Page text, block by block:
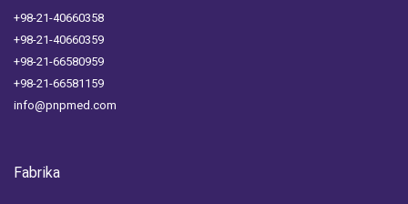
+98-21-40660358
+98-21-40660359
+98-21-66580959
+98-21-66581159
info@pnpmed.com
Fabrika